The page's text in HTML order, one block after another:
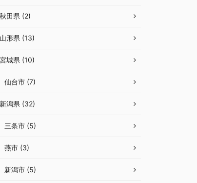
秋田県 (2)
山形県 (13)
宮城県 (10)
仙台市 (7)
新潟県 (32)
三条市 (5)
燕市 (3)
新潟市 (5)